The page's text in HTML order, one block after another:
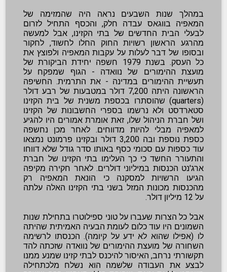
במהלך שנות השבעים נראה היה שהמזימה של
המאפיה בווגאס עבדה חלק, והכסף התחיל לזרום
לבעלי הבית החדשים של בתי הקזינו, אבל למעשה
מהרגע הראשון רשויות החוק החלו לחשוד, לחקור
ובסופו של דבר לעלות על עקבות המאפיה ולפוצץ את
כל העסק. בשנת 1979 חשפה יחידת הביקורת של
מועצת ההימורים של נוואדה - הגוף שמפקח על
תעשיית ההימורים במדינה - את התרמית. החשיפה
הראשונה היתה 7,200 דולר במטבעות של רבע דולר
(quarters) שהוסתרו בכספת משנית של בית הקזינו
סטארדסט ולא נרשמו בספרי החשבונות של הקזינו
ושל חברת הניהול שלו, זאת אומרת אמורים היו להגיע
למאפיה מבלי להיות מדווחים. לאחר מכן נחשפה
כספת נוספת ובה 3,200 דולר ובקזינו פרמונט נמצאו
עוד כספות עם סכומי כסף באותו סדר גודל שלא דווחו
והתעורר החשד כי כך העלימו בתי הקזינו של חברת
ארג'נט הכנסות במיליוני דולרים. לאחר חקירה מקיפה
הגיעו הרשויות למסקנה כי הונאת המאפיה רק
מהכנסות מכונות המזל בשני בתי הקזינו האלה עלתה
על 12 מיליון דולר.
אבל כל הצרות שעברו על טוני ספילוטרו בתחילת שנות
השמונים היו עוד כלום לעומת הבעיה האמיתית שהיתה
לו (אפילו שהוא לא ידע על קיומה). הכנסתו לרשימה
השחורה של מועצת ההימורים של נוואדה שזכתה להד
תקשורתי נרחב, האיסור להיכנס לבתי קזינו שמנע ממנו
לבצע את העבודה שלשמה הוא נשלח מלכתחילה